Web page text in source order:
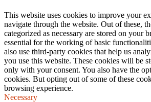
This website uses cookies to improve your
navigate through the website. Out of these,
categorized as necessary are stored on your
essential for the working of basic
also use third-party cookies that help us
you use this website. These cookies will be
only with your consent. You also have the
cookies. But opting out of some of these
browsing experience.
Necessary